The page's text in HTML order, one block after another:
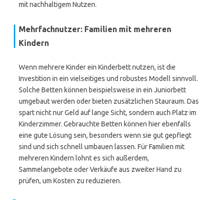
mit nachhaltigem Nutzen.
Mehrfachnutzer: Familien mit mehreren
Kindern
Wenn mehrere Kinder ein Kinderbett nutzen, ist die
Investition in ein vielseitiges und robustes Modell sinnvoll.
Solche Betten können beispielsweise in ein Juniorbett
umgebaut werden oder bieten zusätzlichen Stauraum. Das
spart nicht nur Geld auf lange Sicht, sondern auch Platz im
Kinderzimmer. Gebrauchte Betten können hier ebenfalls
eine gute Lösung sein, besonders wenn sie gut gepflegt
sind und sich schnell umbauen lassen. Für Familien mit
mehreren Kindern lohnt es sich außerdem,
Sammelangebote oder Verkäufe aus zweiter Hand zu
prüfen, um Kosten zu reduzieren.